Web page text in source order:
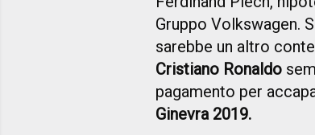
Gruppo Volkswagen.
sarebbe un altro
Cristiano Ronaldo
pagamento per
Ginevra 2019.